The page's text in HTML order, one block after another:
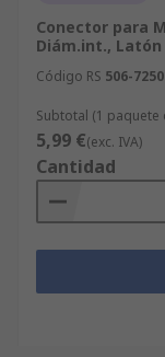
Conector para
Diám.int., Latón
Código RS 506-7250
Subtotal (1 paquete
5,99 €(exc. IVA)
Cantidad